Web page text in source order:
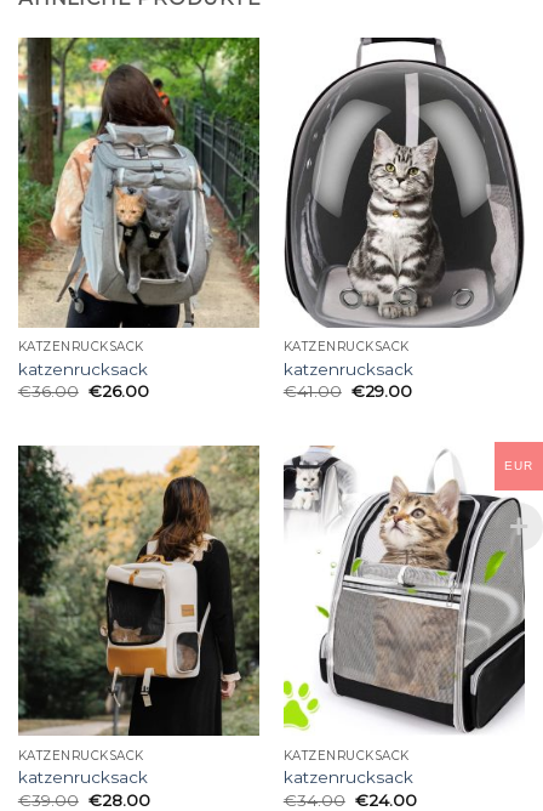
KATZENRUCKSACK
katzenrucksack
€36.00 €26.00
KATZENRUCKSACK
katzenrucksack
€41.00 €29.00
KATZENRUCKSACK
katzenrucksack
€39.00 €28.00
KATZENRUCKSACK
katzenrucksack
€34.00 €24.00
EUR